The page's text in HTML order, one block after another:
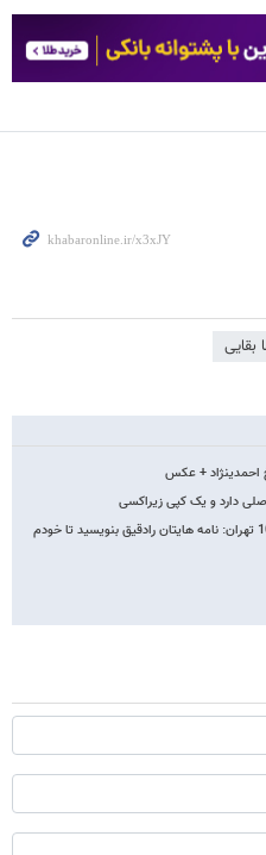
بقایی
احمدی​نژاد + عکس
دارد و یک کپی زیراکسی
احمدی نژاد خطاب به مردم منطقه 10 تهران: نامه هایتان رادقیق بنویسید تا خودم